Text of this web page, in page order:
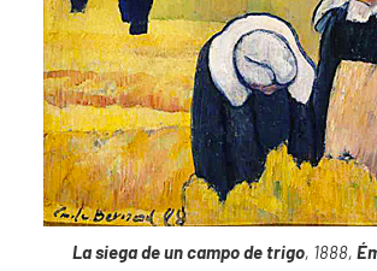
La siega de un campo de trigo, 1888,